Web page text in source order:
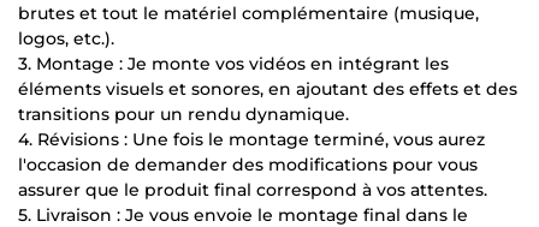
brutes et tout le matériel complémentaire (musique,
logos, etc.).
3. Montage : Je monte vos vidéos en intégrant les
éléments visuels et sonores, en ajoutant des effets et des
transitions pour un rendu dynamique.
4. Révisions : Une fois le montage terminé, vous aurez
l'occasion de demander des modifications pour vous
assurer que le produit final correspond à vos attentes.
5. Livraison : Je vous envoie le montage final dans le